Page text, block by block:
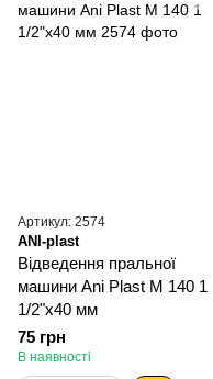
Артикул: 2574
ANI-plast
Відведення пральної
машини Ani Plast М 140 1
1/2"х40 мм
75 грн
В наявності